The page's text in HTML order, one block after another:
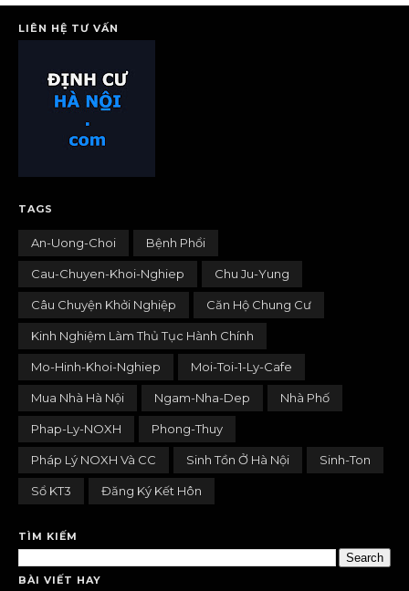
LIÊN HỆ TƯ VẤN
TAGS
An-Uong-Choi Bệnh Phổi
Cau-Chuyen-Khoi-Nghiep Chu Ju-Yung
Câu Chuyện Khởi Nghiệp Căn Hộ Chung Cư
Kinh Nghiệm Làm Thủ Tục Hành Chính
Mo-Hinh-Khoi-Nghiep Moi-Toi-1-Ly-Cafe
Mua Nhà Hà Nội Ngam-Nha-Dep Nhà Phố
Phap-Ly-NOXH Phong-Thuy
Pháp Lý NOXH Và CC Sinh Tồn Ở Hà Nội Sinh-Ton
Sổ KT3 Đăng Ký Kết Hôn
TÌM KIẾM
BÀI VIẾT HAY